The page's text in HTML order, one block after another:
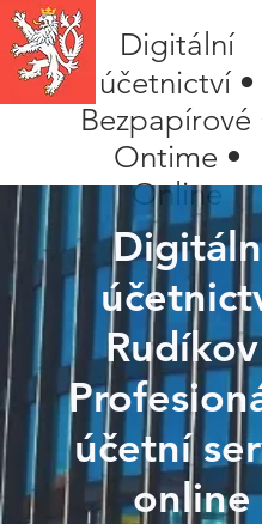
Digitální
účetnictví •
Bezpapírové
Ontime •
Online
účetní
online